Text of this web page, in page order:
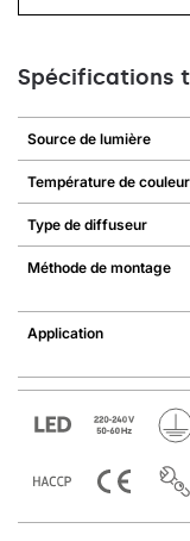
Spécifications
Source de lumière
Température de couleur
Type de diffuseur
Méthode de montage
Application